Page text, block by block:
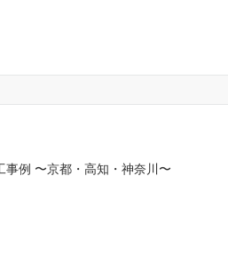
事例 〜京都・高知・神奈川〜